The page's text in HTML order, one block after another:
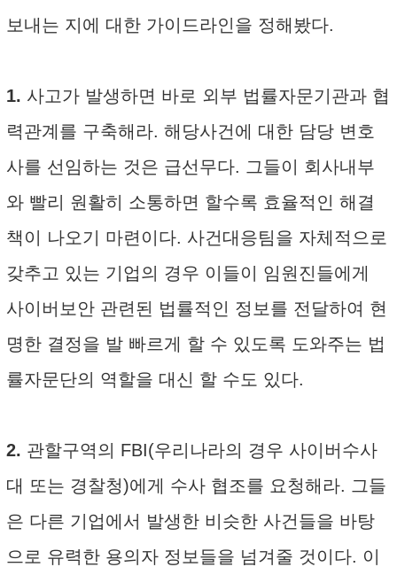
보내는 지에 대한 가이드라인을 정해봤다.
1. 사고가 발생하면 바로 외부 법률자문기관과 협
력관계를 구축해라. 해당사건에 대한 담당 변호
사를 선임하는 것은 급선무다. 그들이 회사내부
와 빨리 원활히 소통하면 할수록 효율적인 해결
책이 나오기 마련이다. 사건대응팀을 자체적으로
갖추고 있는 기업의 경우 이들이 임원진들에게
사이버보안 관련된 법률적인 정보를 전달하여 현
명한 결정을 발 빠르게 할 수 있도록 도와주는 법
률자문단의 역할을 대신 할 수도 있다.
2. 관할구역의 FBI(우리나라의 경우 사이버수사
대 또는 경찰청)에게 수사 협조를 요청해라. 그들
은 다른 기업에서 발생한 비슷한 사건들을 바탕
으로 유력한 용의자 정보들을 넘겨줄 것이다. 이